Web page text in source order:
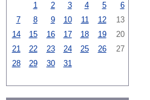
1
2 3 4 5
6
7
8 9 10 11 12
13
14
15 16 17 18 19
20
21
22 23 24 25 26
27
28
29 30 31